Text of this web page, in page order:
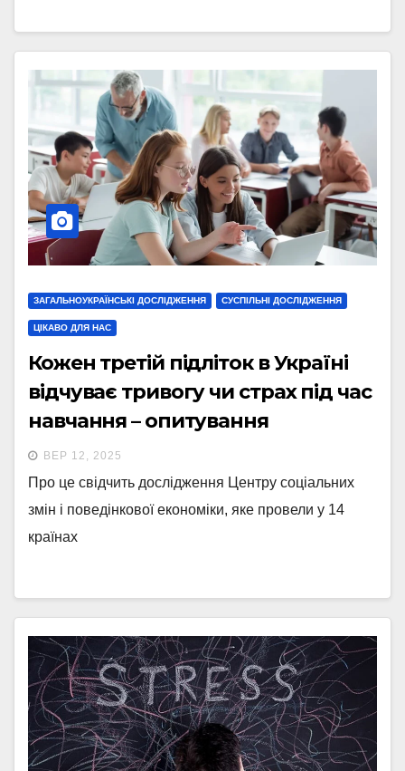
ЗАГАЛЬНОУКРАЇНСЬКІ ДОСЛІДЖЕННЯ СУСПІЛЬНІ ДОСЛІДЖЕННЯ
ЦІКАВО ДЛЯ НАС
Кожен третій підліток в Україні
відчуває тривогу чи страх під час
навчання – опитування
ВЕР 12, 2025
Про це свідчить дослідження Центру соціальних
змін і поведінкової економіки, яке провели у 14
країнах